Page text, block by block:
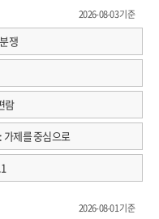
2026-08-03 기준
쟁
람
가제를 중심으로
2026-08-01 기준